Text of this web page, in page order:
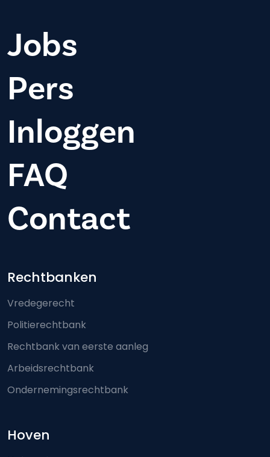
Jobs
Pers
Inloggen
FAQ
Contact
Footer-menu
Rechtbanken
Vredegerecht
Politierechtbank
Rechtbank van eerste aanleg
Arbeidsrechtbank
Ondernemingsrechtbank
Hoven